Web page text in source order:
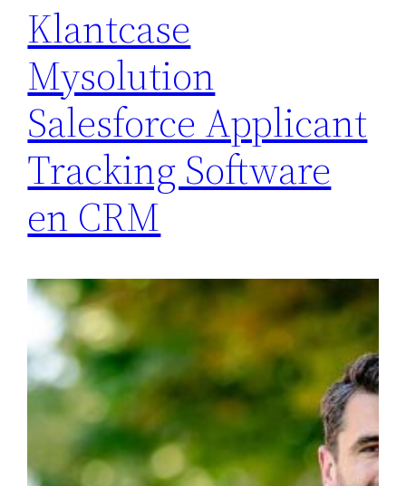
Klantcase
Mysolution
Salesforce Applicant
Tracking Software
en CRM